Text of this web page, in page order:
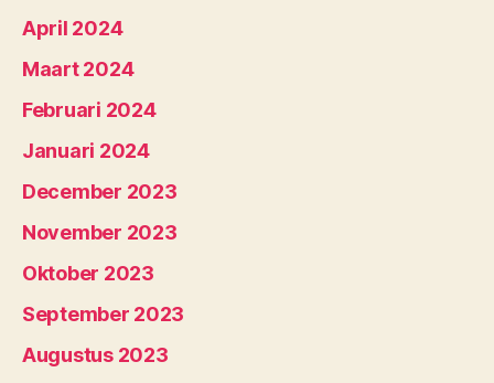
April 2024
Maart 2024
Februari 2024
Januari 2024
December 2023
November 2023
Oktober 2023
September 2023
Augustus 2023